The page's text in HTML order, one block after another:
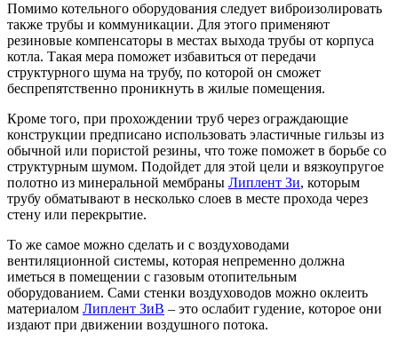
Помимо котельного оборудования следует виброизолировать
также трубы и коммуникации. Для этого применяют
резиновые компенсаторы в местах выхода трубы от корпуса
котла. Такая мера поможет избавиться от передачи
структурного шума на трубу, по которой он сможет
беспрепятственно проникнуть в жилые помещения.
Кроме того, при прохождении труб через ограждающие
конструкции предписано использовать эластичные гильзы из
обычной или пористой резины, что тоже поможет в борьбе со
структурным шумом. Подойдет для этой цели и вязкоупругое
полотно из минеральной мембраны Липлент Зи, которым
трубу обматывают в несколько слоев в месте прохода через
стену или перекрытие.
То же самое можно сделать и с воздуховодами
вентиляционной системы, которая непременно должна
иметься в помещении с газовым отопительным
оборудованием. Сами стенки воздуховодов можно оклеить
материалом Липлент ЗиВ – это ослабит гудение, которое они
издают при движении воздушного потока.